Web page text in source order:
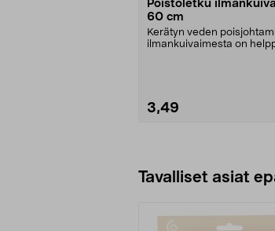
Poistoletku
60 cm
Kerätyn veden
ilmankuivaimesta on
3,49
Tavalliset asiat